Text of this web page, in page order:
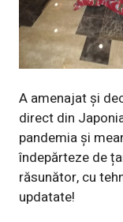
A amenajat și
direct din
pandemia și
îndepărteze de
răsunător, cu
updatate!